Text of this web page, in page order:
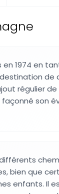
1974 en
de
régulier
son
bien que
enfants. Il